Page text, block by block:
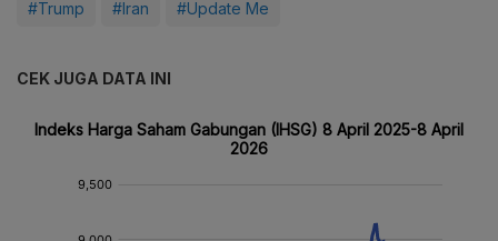
#Trump #Iran #Update Me
CEK JUGA DATA INI